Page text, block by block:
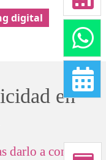
digital
en
darlo a conocer?